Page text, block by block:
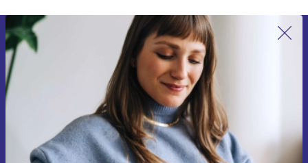
Liity ensimmäistä kertaa uutiskirjeen
tilaajaksi ja säästä 15 €!
Älä missaa enää yhtäkään tarjousta.
Pyydä etukuponki